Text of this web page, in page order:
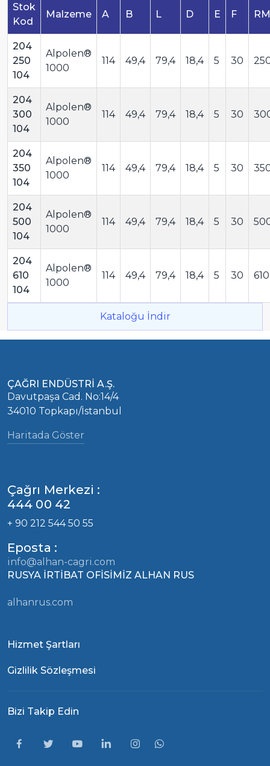
Stok
Kod
Malzeme A B L D E F RM
204
250
104
Alpolen®
1000
114 49,4 79,4 18,4 5 30
204
300
104
Alpolen®
1000
114 49,4 79,4 18,4 5 30
204
350
104
Alpolen®
1000
114 49,4 79,4 18,4 5 30
204
500
104
Alpolen®
1000
114 49,4 79,4 18,4 5 30
204
610
104
Alpolen®
1000
114 49,4 79,4 18,4 5 30 610
Kataloğu İndir
ÇAĞRI ENDÜSTRİ A.Ş.
Davutpaşa Cad. No:14/4
34010 Topkapı/İstanbul
Haritada Göster
Çağrı Merkezi :
444 00 42
+ 90 212 544 50 55
Eposta :
info@alhan-cagri.com
RUSYA İRTİBAT OFİSİMİZ ALHAN RUS
alhanrus.com
Hizmet Şartları
Gizlilik Sözleşmesi
Bizi Takip Edin